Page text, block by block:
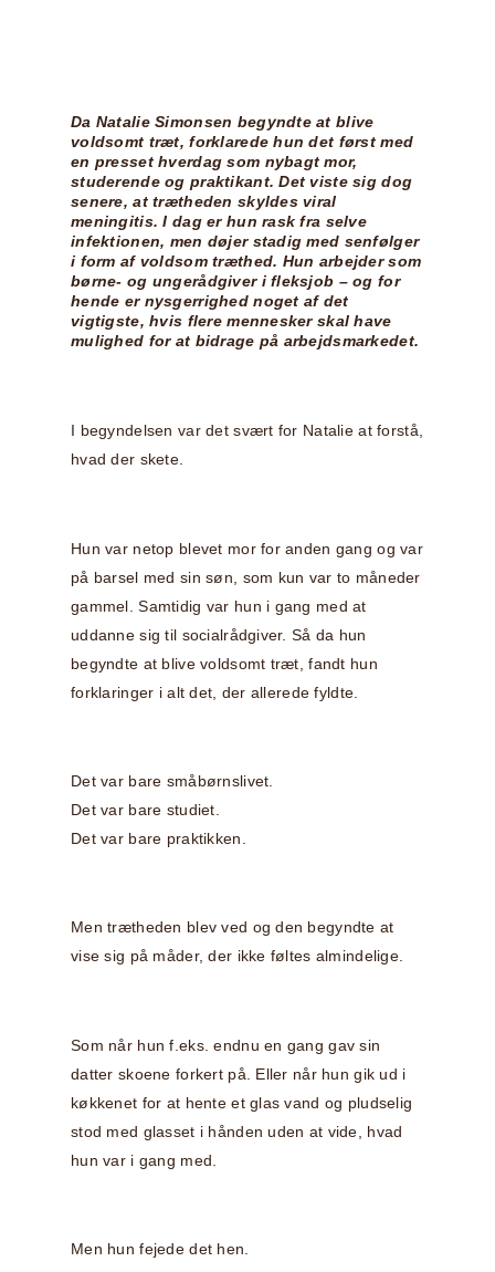
Da Natalie Simonsen begyndte at blive
voldsomt træt, forklarede hun det først med
en presset hverdag som nybagt mor,
studerende og praktikant. Det viste sig dog
senere, at trætheden skyldes viral
meningitis. I dag er hun rask fra selve
infektionen, men døjer stadig med senfølger
i form af voldsom træthed. Hun arbejder som
børne- og ungerådgiver i fleksjob – og for
hende er nysgerrighed noget af det
vigtigste, hvis flere mennesker skal have
mulighed for at bidrage på arbejdsmarkedet.
I begyndelsen var det svært for Natalie at forstå,
hvad der skete.
Hun var netop blevet mor for anden gang og var
på barsel med sin søn, som kun var to måneder
gammel. Samtidig var hun i gang med at
uddanne sig til socialrådgiver. Så da hun
begyndte at blive voldsomt træt, fandt hun
forklaringer i alt det, der allerede fyldte.
Det var bare småbørnslivet.
Det var bare studiet.
Det var bare praktikken.
Men trætheden blev ved og den begyndte at
vise sig på måder, der ikke føltes almindelige.
Som når hun f.eks. endnu en gang gav sin
datter skoene forkert på. Eller når hun gik ud i
køkkenet for at hente et glas vand og pludselig
stod med glasset i hånden uden at vide, hvad
hun var i gang med.
Men hun fejede det hen.